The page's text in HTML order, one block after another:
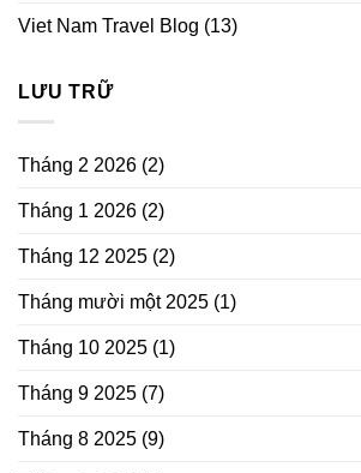
Viet Nam Travel Blog (13)
LƯU TRỮ
Tháng 2 2026 (2)
Tháng 1 2026 (2)
Tháng 12 2025 (2)
Tháng mười một 2025 (1)
Tháng 10 2025 (1)
Tháng 9 2025 (7)
Tháng 8 2025 (9)